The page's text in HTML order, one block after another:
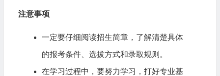
注意事项
一定要仔细阅读招生简章，了解清楚具体
的报考条件、选拔方式和录取规则。
在学习过程中，要努力学习，打好专业基